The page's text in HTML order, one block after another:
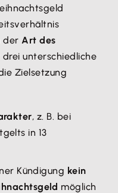
derArt des
drei unterschiedliche
Zielsetzung
, z. B. bei
in 13
Kündigung kein
möglich